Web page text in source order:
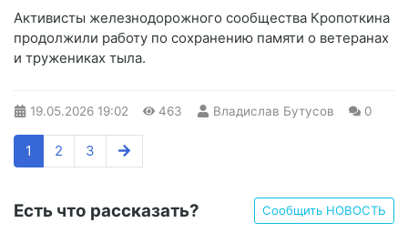
Активисты железнодорожного сообщества Кропоткина
продолжили работу по сохранению памяти о ветеранах
и тружениках тыла.
19.05.2026 19:02 463 Владислав Бутусов 0
1 2 3
Есть что рассказать? Сообщить НОВОСТЬ